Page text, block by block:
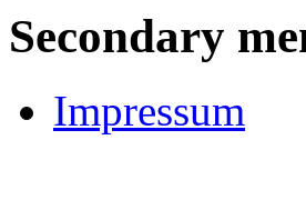
Secondary
Impressum